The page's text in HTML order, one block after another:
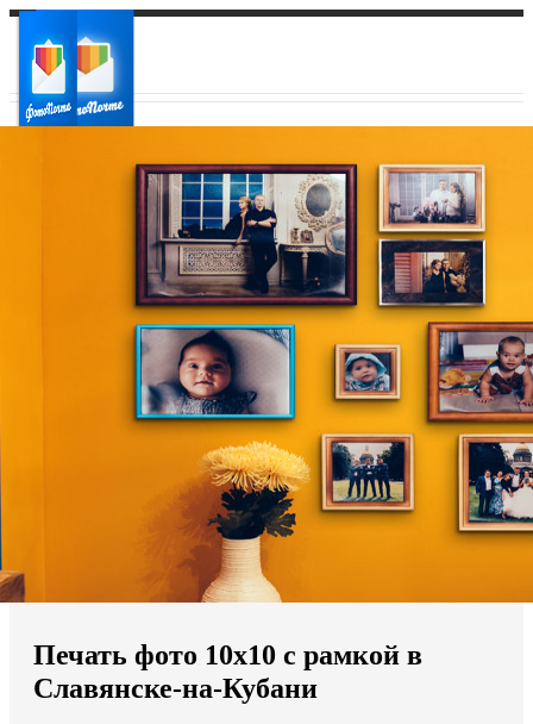
Ваш регион доставки
Выберите из списка:
Мы доставляем по всему миру
Продолжить без города
Печать фото 10х10 с рамкой в
Славянске-на-Кубани